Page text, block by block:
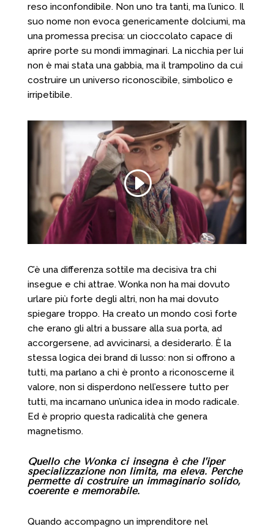
reso inconfondibile. Non uno tra tanti, ma l’unico. Il
suo nome non evoca genericamente dolciumi, ma
una promessa precisa: un cioccolato capace di
aprire porte su mondi immaginari. La nicchia per lui
non è mai stata una gabbia, ma il trampolino da cui
costruire un universo riconoscibile, simbolico e
irripetibile.
C’è una differenza sottile ma decisiva tra chi
insegue e chi attrae. Wonka non ha mai dovuto
urlare più forte degli altri, non ha mai dovuto
spiegare troppo. Ha creato un mondo così forte
che erano gli altri a bussare alla sua porta, ad
accorgersene, ad avvicinarsi, a desiderarlo. È la
stessa logica dei brand di lusso: non si offrono a
tutti, ma parlano a chi è pronto a riconoscerne il
valore, non si disperdono nell’essere tutto per
tutti, ma incarnano un’unica idea in modo radicale.
Ed è proprio questa radicalità che genera
magnetismo.
Quello che Wonka ci insegna è che l’iper
specializzazione non limita, ma eleva. Perché
permette di costruire un immaginario solido,
coerente e memorabile.
Quando accompagno un imprenditore nel